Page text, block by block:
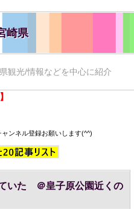
崎県
観光/情報などを中心に紹介
ンネル登録お願いします(^^)
いた ＠皇子原公園近くの